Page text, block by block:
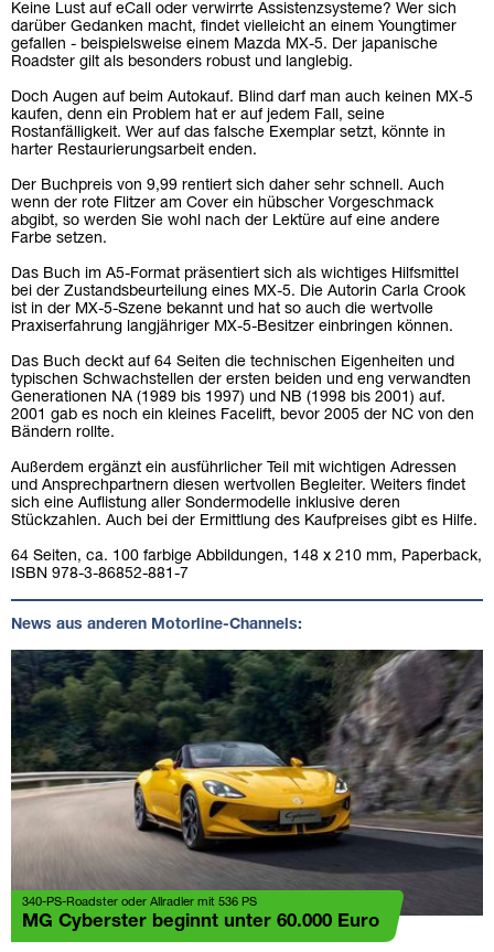
Keine Lust auf eCall oder verwirrte Assistenzsysteme? Wer sich
darüber Gedanken macht, findet vielleicht an einem Youngtimer
gefallen - beispielsweise einem Mazda MX-5. Der japanische
Roadster gilt als besonders robust und langlebig.
Doch Augen auf beim Autokauf. Blind darf man auch keinen MX-5
kaufen, denn ein Problem hat er auf jedem Fall, seine
Rostanfälligkeit. Wer auf das falsche Exemplar setzt, könnte in
harter Restaurierungsarbeit enden.
Der Buchpreis von 9,99 rentiert sich daher sehr schnell. Auch
wenn der rote Flitzer am Cover ein hübscher Vorgeschmack
abgibt, so werden Sie wohl nach der Lektüre auf eine andere
Farbe setzen.
Das Buch im A5-Format präsentiert sich als wichtiges Hilfsmittel
bei der Zustandsbeurteilung eines MX-5. Die Autorin Carla Crook
ist in der MX-5-Szene bekannt und hat so auch die wertvolle
Praxiserfahrung langjähriger MX-5-Besitzer einbringen können.
Das Buch deckt auf 64 Seiten die technischen Eigenheiten und
typischen Schwachstellen der ersten beiden und eng verwandten
Generationen NA (1989 bis 1997) und NB (1998 bis 2001) auf.
2001 gab es noch ein kleines Facelift, bevor 2005 der NC von den
Bändern rollte.
Außerdem ergänzt ein ausführlicher Teil mit wichtigen Adressen
und Ansprechpartnern diesen wertvollen Begleiter. Weiters findet
sich eine Auflistung aller Sondermodelle inklusive deren
Stückzahlen. Auch bei der Ermittlung des Kaufpreises gibt es Hilfe.
64 Seiten, ca. 100 farbige Abbildungen, 148 x 210 mm, Paperback,
ISBN 978-3-86852-881-7
News aus anderen Motorline-Channels:
340-PS-Roadster oder Allradler mit 536 PS
MG Cyberster beginnt unter 60.000 Euro